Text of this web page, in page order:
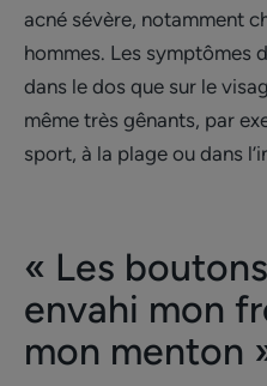
acné sévère, notamment
hommes. Les symptômes
dans le dos que sur le
même très gênants, par
sport, à la plage ou dans
« Les
envahi mon
mon menton